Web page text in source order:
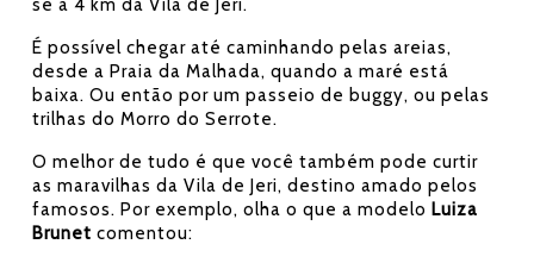
se a 4 km da Vila de Jeri.
É possível chegar até caminhando pelas areias,
desde a Praia da Malhada, quando a maré está
baixa. Ou então por um passeio de buggy, ou pelas
trilhas do Morro do Serrote.
O melhor de tudo é que você também pode curtir
as maravilhas da Vila de Jeri, destino amado pelos
famosos. Por exemplo, olha o que a modelo Luiza
Brunet comentou: